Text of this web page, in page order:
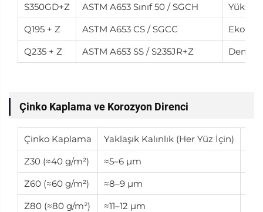
S350GD+Z
ASTM A653 Sınıf 50 / SGCH
Yüksek
Q195 + Z
ASTM A653 CS / SGCC
Q235 + Z
ASTM A653 SS / S235JR+Z
Çinko Kaplama ve Korozyon Direnci
Çinko Kaplama Yaklaşık Kalınlık (Her Yüz İçin)
Z30 (≈40 g/m²)
≈5–6 μm
Z60 (≈60 g/m²)
≈8–9 μm
Z80 (≈80 g/m²)
≈11–12 μm